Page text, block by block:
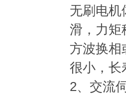
无刷电机
滑，力矩
方波换相
很小，长
2、交流